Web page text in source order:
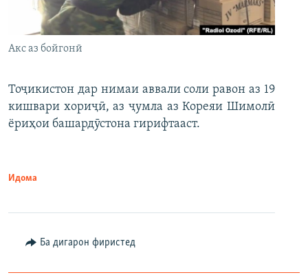
Акс аз бойгонӣ
Тоҷикистон дар нимаи аввали соли равон аз 19
кишвари хориҷӣ, аз ҷумла аз Кореяи Шимолӣ
ёриҳои башардӯстона гирифтааст.
Идома
Ба дигарон фиристед